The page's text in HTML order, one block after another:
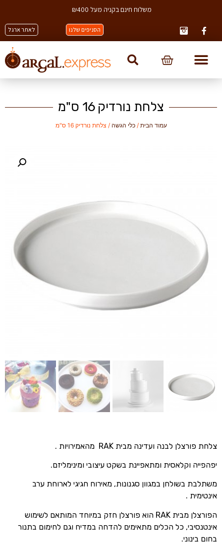
משלוח חינם בקניה מעל ₪400
הסניפים שלנו לאתר ארגל
צלחת נורדיק 16 ס"מ
עמוד הבית /כלי הגשה / צלחת נורדיק 16 ס"מ
צלחת פורצלן לבנה ועדינה מבית RAK מהאמירויות .
יפהפייה וקלאסית ומתאפיינת בשקט עיצובי ומינימליזם.
משתלבת בשולחן במגוון סגנונות, מאירוח חגיגי לארוחת ערב
אינטימית .
הפורצלן מבית RAK הוא פורצלן חזק במיוחד המותאם לשימוש
אינטנסיבי, כל הכלים מתאימים להדחה במדיח וגם לחימום בתנור
בחום בינוני.